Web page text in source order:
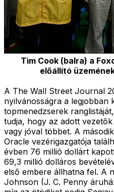
Tim Cook (balra) a
előállító
A The Wall Street Journal
nyilvánosságra a legjobban
topmenedzserek
tudja, hogy az adott
vagy jóval többet. A
Oracle vezérigazgatója
évben 76 millió dollárt
69,3 millió dolláros
első embere állhatna fel. A
Johnson (J. C. Penny